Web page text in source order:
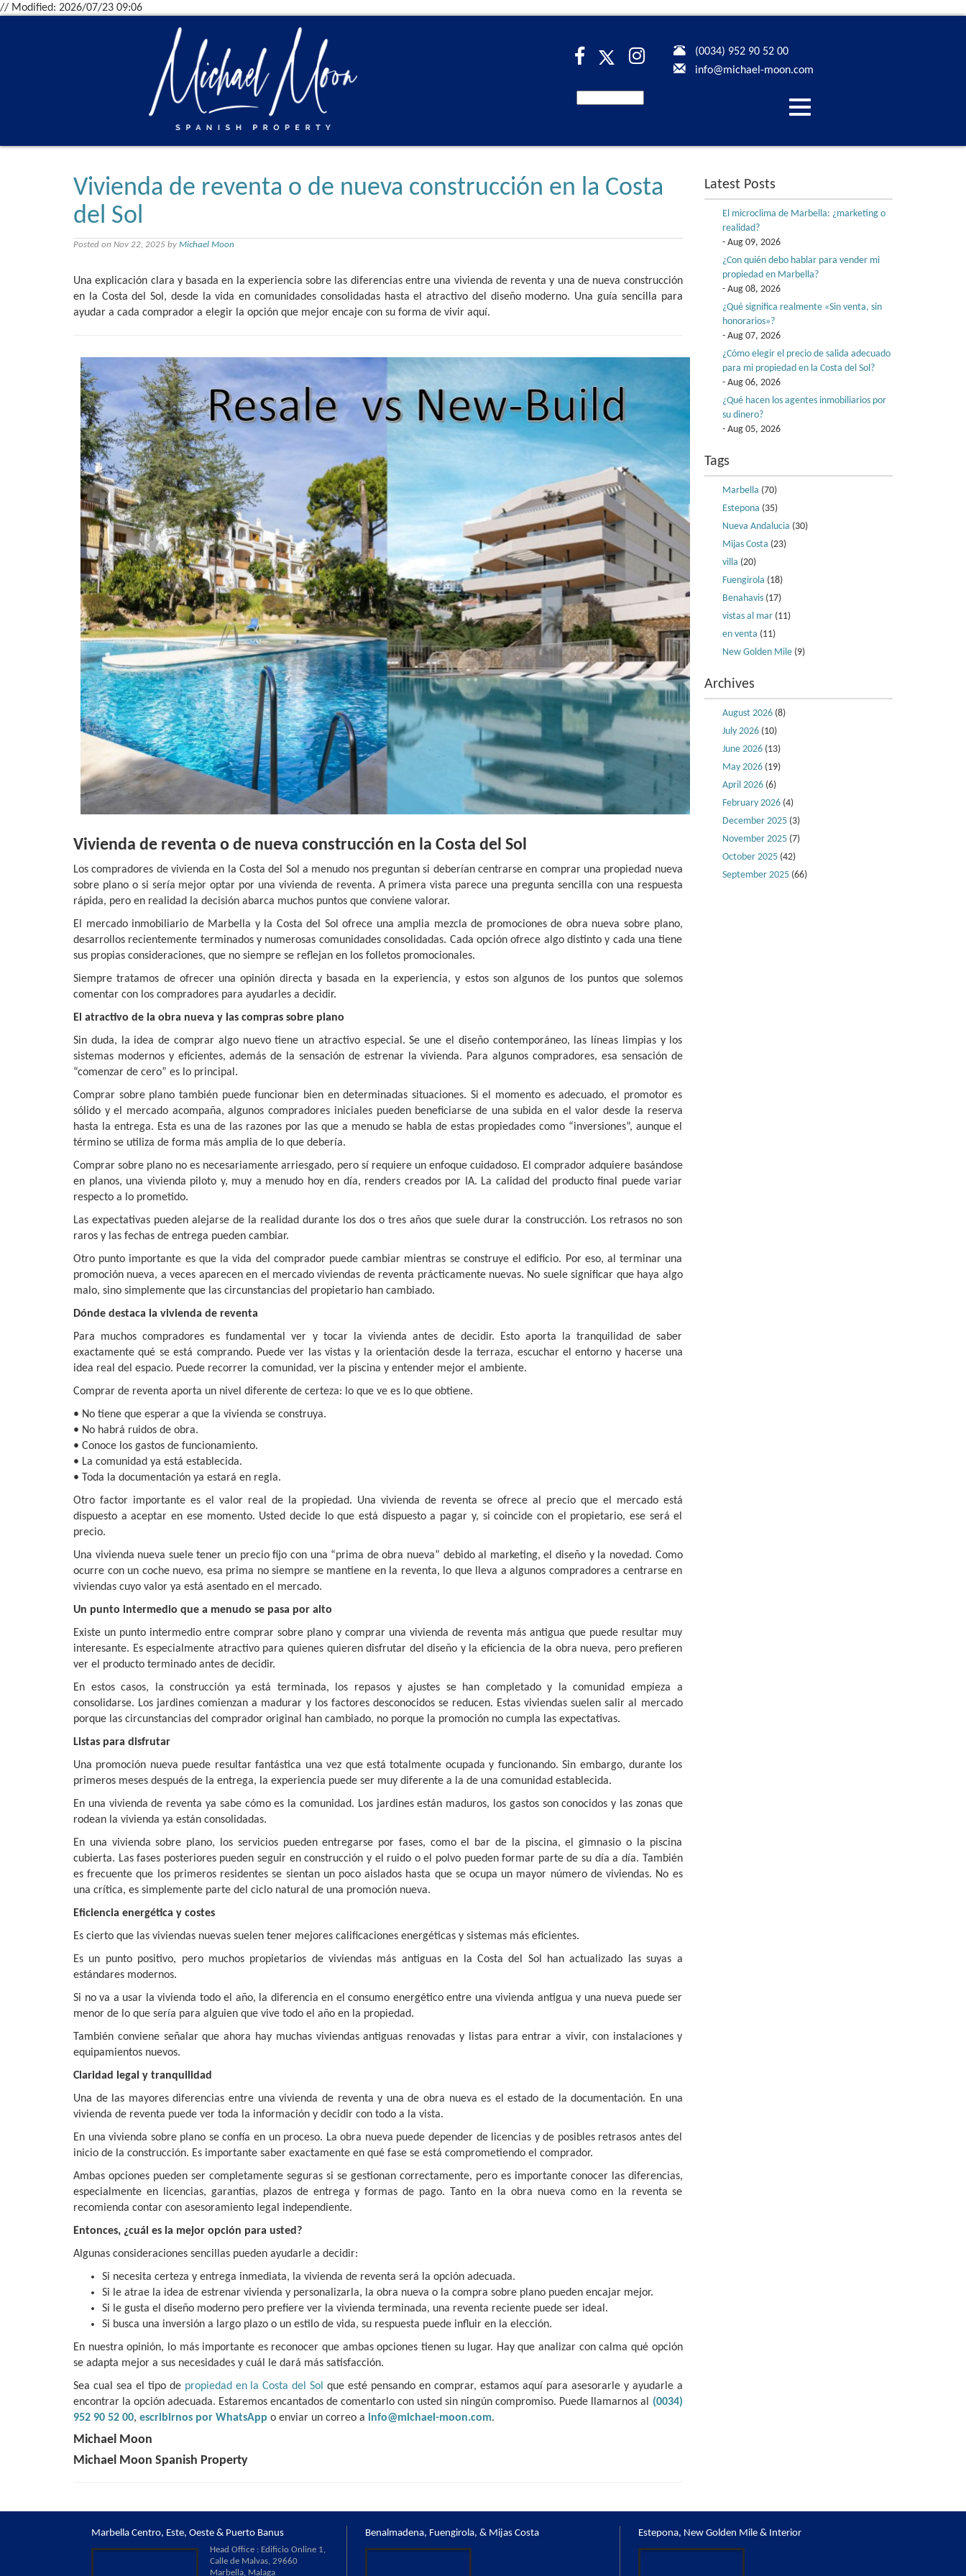
// Modified: 2026/07/23 09:06
(0034) 952 90 52 00
info@michael-moon.com
Desplegar
Vivienda de reventa o de nueva construcción en la Costa
del Sol
Posted on Nov 22, 2025 by Michael Moon
Una explicación clara y basada en la experiencia sobre las diferencias entre una vivienda de reventa y una de nueva construcción
en la Costa del Sol, desde la vida en comunidades consolidadas hasta el atractivo del diseño moderno. Una guía sencilla para
ayudar a cada comprador a elegir la opción que mejor encaje con su forma de vivir aquí.
Vivienda de reventa o de nueva construcción en la Costa del Sol
Los compradores de vivienda en la Costa del Sol a menudo nos preguntan si deberían centrarse en comprar una propiedad nueva
sobre plano o si sería mejor optar por una vivienda de reventa. A primera vista parece una pregunta sencilla con una respuesta
rápida, pero en realidad la decisión abarca muchos puntos que conviene valorar.
El mercado inmobiliario de Marbella y la Costa del Sol ofrece una amplia mezcla de promociones de obra nueva sobre plano,
desarrollos recientemente terminados y numerosas comunidades consolidadas. Cada opción ofrece algo distinto y cada una tiene
sus propias consideraciones, que no siempre se reflejan en los folletos promocionales.
Siempre tratamos de ofrecer una opinión directa y basada en la experiencia, y estos son algunos de los puntos que solemos
comentar con los compradores para ayudarles a decidir.
El atractivo de la obra nueva y las compras sobre plano
Sin duda, la idea de comprar algo nuevo tiene un atractivo especial. Se une el diseño contemporáneo, las líneas limpias y los
sistemas modernos y eficientes, además de la sensación de estrenar la vivienda. Para algunos compradores, esa sensación de
“comenzar de cero” es lo principal.
Comprar sobre plano también puede funcionar bien en determinadas situaciones. Si el momento es adecuado, el promotor es
sólido y el mercado acompaña, algunos compradores iniciales pueden beneficiarse de una subida en el valor desde la reserva
hasta la entrega. Esta es una de las razones por las que a menudo se habla de estas propiedades como “inversiones”, aunque el
término se utiliza de forma más amplia de lo que debería.
Comprar sobre plano no es necesariamente arriesgado, pero sí requiere un enfoque cuidadoso. El comprador adquiere basándose
en planos, una vivienda piloto y, muy a menudo hoy en día, renders creados por IA. La calidad del producto final puede variar
respecto a lo prometido.
Las expectativas pueden alejarse de la realidad durante los dos o tres años que suele durar la construcción. Los retrasos no son
raros y las fechas de entrega pueden cambiar.
Otro punto importante es que la vida del comprador puede cambiar mientras se construye el edificio. Por eso, al terminar una
promoción nueva, a veces aparecen en el mercado viviendas de reventa prácticamente nuevas. No suele significar que haya algo
malo, sino simplemente que las circunstancias del propietario han cambiado.
Dónde destaca la vivienda de reventa
Para muchos compradores es fundamental ver y tocar la vivienda antes de decidir. Esto aporta la tranquilidad de saber
exactamente qué se está comprando. Puede ver las vistas y la orientación desde la terraza, escuchar el entorno y hacerse una
idea real del espacio. Puede recorrer la comunidad, ver la piscina y entender mejor el ambiente.
Comprar de reventa aporta un nivel diferente de certeza: lo que ve es lo que obtiene.
• No tiene que esperar a que la vivienda se construya.
• No habrá ruidos de obra.
• Conoce los gastos de funcionamiento.
• La comunidad ya está establecida.
• Toda la documentación ya estará en regla.
Otro factor importante es el valor real de la propiedad. Una vivienda de reventa se ofrece al precio que el mercado está
dispuesto a aceptar en ese momento. Usted decide lo que está dispuesto a pagar y, si coincide con el propietario, ese será el
precio.
Una vivienda nueva suele tener un precio fijo con una “prima de obra nueva” debido al marketing, el diseño y la novedad. Como
ocurre con un coche nuevo, esa prima no siempre se mantiene en la reventa, lo que lleva a algunos compradores a centrarse en
viviendas cuyo valor ya está asentado en el mercado.
Un punto intermedio que a menudo se pasa por alto
Existe un punto intermedio entre comprar sobre plano y comprar una vivienda de reventa más antigua que puede resultar muy
interesante. Es especialmente atractivo para quienes quieren disfrutar del diseño y la eficiencia de la obra nueva, pero prefieren
ver el producto terminado antes de decidir.
En estos casos, la construcción ya está terminada, los repasos y ajustes se han completado y la comunidad empieza a
consolidarse. Los jardines comienzan a madurar y los factores desconocidos se reducen. Estas viviendas suelen salir al mercado
porque las circunstancias del comprador original han cambiado, no porque la promoción no cumpla las expectativas.
Listas para disfrutar
Una promoción nueva puede resultar fantástica una vez que está totalmente ocupada y funcionando. Sin embargo, durante los
primeros meses después de la entrega, la experiencia puede ser muy diferente a la de una comunidad establecida.
En una vivienda de reventa ya sabe cómo es la comunidad. Los jardines están maduros, los gastos son conocidos y las zonas que
rodean la vivienda ya están consolidadas.
En una vivienda sobre plano, los servicios pueden entregarse por fases, como el bar de la piscina, el gimnasio o la piscina
cubierta. Las fases posteriores pueden seguir en construcción y el ruido o el polvo pueden formar parte de su día a día. También
es frecuente que los primeros residentes se sientan un poco aislados hasta que se ocupa un mayor número de viviendas. No es
una crítica, es simplemente parte del ciclo natural de una promoción nueva.
Eficiencia energética y costes
Es cierto que las viviendas nuevas suelen tener mejores calificaciones energéticas y sistemas más eficientes.
Es un punto positivo, pero muchos propietarios de viviendas más antiguas en la Costa del Sol han actualizado las suyas a
estándares modernos.
Si no va a usar la vivienda todo el año, la diferencia en el consumo energético entre una vivienda antigua y una nueva puede ser
menor de lo que sería para alguien que vive todo el año en la propiedad.
También conviene señalar que ahora hay muchas viviendas antiguas renovadas y listas para entrar a vivir, con instalaciones y
equipamientos nuevos.
Claridad legal y tranquilidad
Una de las mayores diferencias entre una vivienda de reventa y una de obra nueva es el estado de la documentación. En una
vivienda de reventa puede ver toda la información y decidir con todo a la vista.
En una vivienda sobre plano se confía en un proceso. La obra nueva puede depender de licencias y de posibles retrasos antes del
inicio de la construcción. Es importante saber exactamente en qué fase se está comprometiendo el comprador.
Ambas opciones pueden ser completamente seguras si se gestionan correctamente, pero es importante conocer las diferencias,
especialmente en licencias, garantías, plazos de entrega y formas de pago. Tanto en la obra nueva como en la reventa se
recomienda contar con asesoramiento legal independiente.
Entonces, ¿cuál es la mejor opción para usted?
Algunas consideraciones sencillas pueden ayudarle a decidir:
Si necesita certeza y entrega inmediata, la vivienda de reventa será la opción adecuada.
Si le atrae la idea de estrenar vivienda y personalizarla, la obra nueva o la compra sobre plano pueden encajar mejor.
Si le gusta el diseño moderno pero prefiere ver la vivienda terminada, una reventa reciente puede ser ideal.
Si busca una inversión a largo plazo o un estilo de vida, su respuesta puede influir en la elección.
En nuestra opinión, lo más importante es reconocer que ambas opciones tienen su lugar. Hay que analizar con calma qué opción
se adapta mejor a sus necesidades y cuál le dará más satisfacción.
Sea cual sea el tipo de propiedad en la Costa del Sol que esté pensando en comprar, estamos aquí para asesorarle y ayudarle a
encontrar la opción adecuada. Estaremos encantados de comentarlo con usted sin ningún compromiso. Puede llamarnos al (0034)
952 90 52 00, escribirnos por WhatsApp o enviar un correo a info@michael-moon.com.
Michael Moon
Michael Moon Spanish Property
Latest Posts
El microclima de Marbella: ¿marketing o
realidad?
- Aug 09, 2026
¿Con quién debo hablar para vender mi
propiedad en Marbella?
- Aug 08, 2026
¿Qué significa realmente «Sin venta, sin
honorarios»?
- Aug 07, 2026
¿Cómo elegir el precio de salida adecuado
para mi propiedad en la Costa del Sol?
- Aug 06, 2026
¿Qué hacen los agentes inmobiliarios por
su dinero?
- Aug 05, 2026
Tags
Marbella (70)
Estepona (35)
Nueva Andalucia (30)
Mijas Costa (23)
villa (20)
Fuengirola (18)
Benahavis(17)
vistas al mar(11)
en venta (11)
New Golden Mile(9)
Archives
August 2026(8)
July 2026(10)
June 2026(13)
May 2026(19)
April 2026(6)
February 2026(4)
December 2025(3)
November 2025(7)
October 2025(42)
September 2025(66)
Marbella Centro, Este, Oeste & Puerto Banus
Head Office : Edificio Online 1,
Calle de Malvas, 29660
Marbella, Malaga
Benalmadena, Fuengirola, & Mijas Costa Estepona, New Golden Mile & Interior